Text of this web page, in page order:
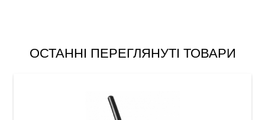
ОСТАННІ ПЕРЕГЛЯНУТІ ТОВАРИ